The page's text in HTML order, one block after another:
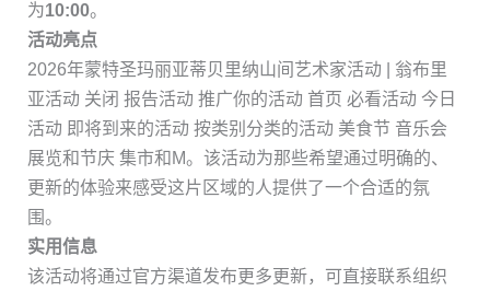
为10:00。
活动亮点
2026年蒙特圣玛丽亚蒂贝里纳山间艺术家活动 | 翁布里
亚活动 关闭 报告活动 推广你的活动 首页 必看活动 今日
活动 即将到来的活动 按类别分类的活动 美食节 音乐会
展览和节庆 集市和M。该活动为那些希望通过明确的、
更新的体验来感受这片区域的人提供了一个合适的氛
围。
实用信息
该活动将通过官方渠道发布更多更新，可直接联系组织